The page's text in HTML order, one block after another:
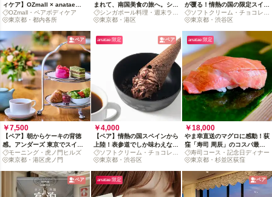
ィケア】OZmall × anatae
presents カタログギフト
OZmall・ペアボディケア
東京都・都内各所
まれて、南国美食の旅へ。シン
ガポール・ランチブッフェ
シンガポール料理・週末ラン
チブッフェ
東京都・港区
が覆る！情熱の国の限定スイー
ツセット
ソフトクリーム・チョコレー
ト
東京都・渋谷区
ペア
￥7,500
【ペア】朝からケーキの背徳
感。アンダーズ 東京でスイー
トな朝活を
モーニング・虎ノ門ヒルズ
東京都・港区虎ノ門
anatae 限定 ペア
￥4,000
【ペア】情熱の国スペインから
上陸！表参道でしか味わえない
ソフトクリームを楽しむ二人時
間
ソフトクリーム・チョコレー
ト
東京都・渋谷区
anatae 限定
￥18,000
やま幸直送のマグロに感動！荻
窪「寿司 周辰」のコスパ最強
おまかせコース
寿司コース・記念日ディナー
東京都・杉並区荻窪
ペア anatae 限定 ペア